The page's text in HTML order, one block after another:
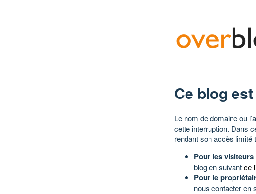
Ce blog
Le nom de domaine ou
cette interruption. Dans
rendant son accès limité
Pour les visiteurs
blog en suivantce
Pour le
nous contacter en